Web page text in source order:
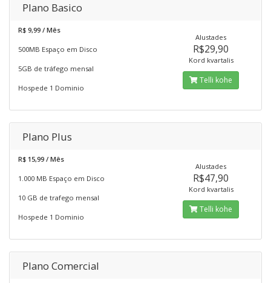
Plano Basico
R$ 9,99 / Mês
500MB Espaço em Disco
5GB de tráfego mensal
Hospede 1 Dominio
Alustades
R$29,90
Kord kvartalis
Telli kohe
Plano Plus
R$ 15,99 / Mês
1.000 MB Espaço em Disco
10 GB de trafego mensal
Hospede 1 Dominio
Alustades
R$47,90
Kord kvartalis
Telli kohe
Plano Comercial